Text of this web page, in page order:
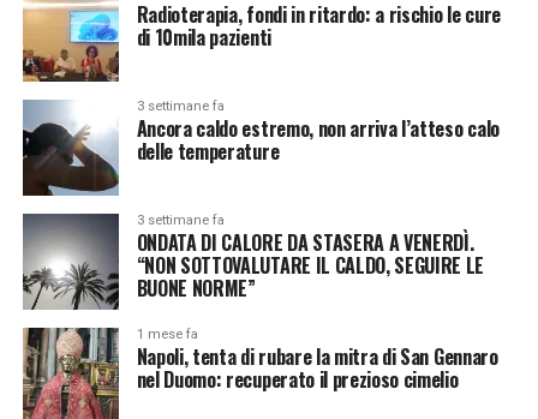
Radioterapia, fondi in ritardo: a rischio le cure
di 10mila pazienti
3 settimane fa
Ancora caldo estremo, non arriva l’atteso calo
delle temperature
3 settimane fa
ONDATA DI CALORE DA STASERA A VENERDÌ.
“NON SOTTOVALUTARE IL CALDO, SEGUIRE LE
BUONE NORME”
1 mese fa
Napoli, tenta di rubare la mitra di San Gennaro
nel Duomo: recuperato il prezioso cimelio